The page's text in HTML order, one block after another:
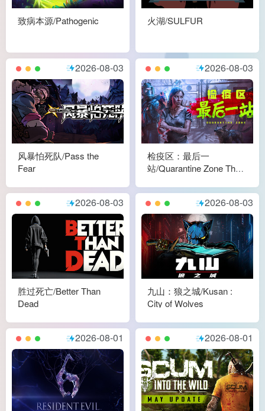
致病本源/Pathogenic 火湖/SULFUR
2026-08-03
风暴怕死队/Pass the
Fear
2026-08-03
检疫区：最后一
站/Quarantine Zone The
2026-08-03
胜过死亡/Better Than
Dead
2026-08-03
九山：狼之城/Kusan :
City of Wolves
2026-08-01 2026-08-01